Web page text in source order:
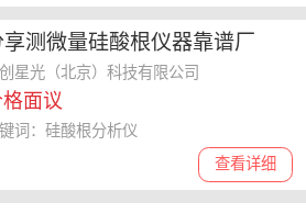
享测微量硅酸根仪器靠谱厂
，价格多少你知道吗
星光（北京）科技有限公司
面议
查看详细
词：硅酸根分析仪